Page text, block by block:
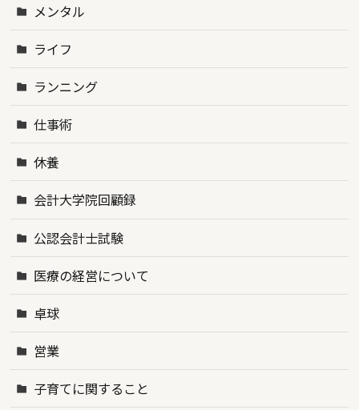
メンタル
ライフ
ランニング
仕事術
休養
会計大学院回顧録
公認会計士試験
医療の経営について
卓球
営業
子育てに関すること